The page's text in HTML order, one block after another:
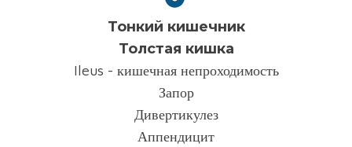
Тонкий кишечник
Толстая кишка
Ileus - кишечная непроходимость
Запор
Дивертикулез
Аппендицит